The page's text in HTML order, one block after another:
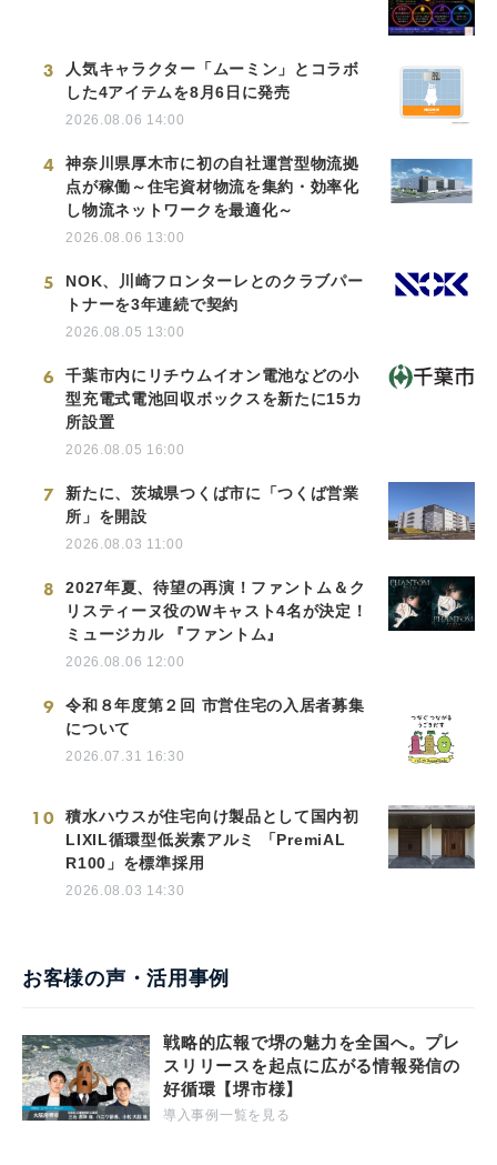
3
人気キャラクター「ムーミン」とコラボ
した4アイテムを8月6日に発売
2026.08.06 14:00
4
神奈川県厚木市に初の自社運営型物流拠
点が稼働～住宅資材物流を集約・効率化
し物流ネットワークを最適化～
2026.08.06 13:00
5
NOK、川崎フロンターレとのクラブパー
トナーを3年連続で契約
2026.08.05 13:00
6
千葉市内にリチウムイオン電池などの小
型充電式電池回収ボックスを新たに15カ
所設置
2026.08.05 16:00
7
新たに、茨城県つくば市に「つくば営業
所」を開設
2026.08.03 11:00
8
2027年夏、待望の再演！ファントム＆ク
リスティーヌ役のWキャスト4名が決定！
ミュージカル 『ファントム』
2026.08.06 12:00
9
令和８年度第２回 市営住宅の入居者募集
について
2026.07.31 16:30
10
積水ハウスが住宅向け製品として国内初
LIXIL循環型低炭素アルミ 「PremiAL
R100」を標準採用
2026.08.03 14:30
お客様の声・活用事例
戦略的広報で堺の魅力を全国へ。プレ
スリリースを起点に広がる情報発信の
好循環【堺市様】
導入事例一覧を見る